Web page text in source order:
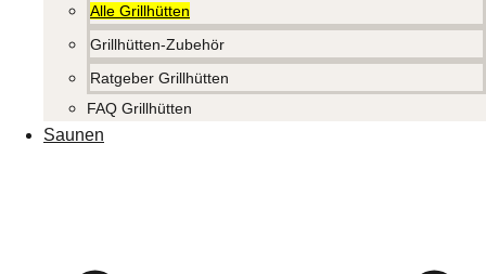
Alle Grillhütten
Grillhütten-Zubehör
Ratgeber Grillhütten
FAQ Grillhütten
Saunen